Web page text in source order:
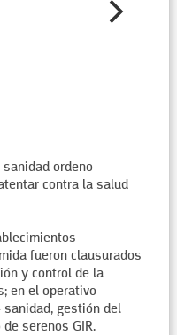
sanidad ordeno
contra la salud
fueron clausurados
y control de la
en el operativo
sanidad, gestión del
serenos GIR.